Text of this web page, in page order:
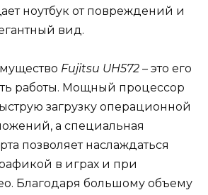
ноутбук от повреждений и
вид.
Fujitsu UH572 – это его
работы. Мощный процессор
загрузку операционной
а специальная
позволяет наслаждаться
в играх и при
Благодаря большому объему